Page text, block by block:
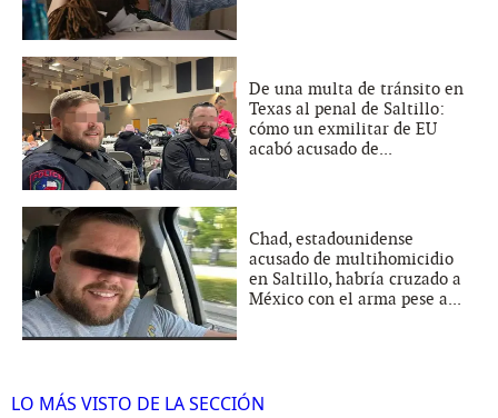
De una multa de tránsito en
Texas al penal de Saltillo:
cómo un exmilitar de EU
acabó acusado de...
Chad, estadounidense
acusado de multihomicidio
en Saltillo, habría cruzado a
México con el arma pese a...
LO MÁS VISTO DE LA SECCIÓN